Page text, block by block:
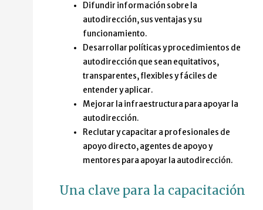
Difundir información sobre la
autodirección, sus ventajas y su
funcionamiento.
Desarrollar políticas y procedimientos de
autodirección que sean equitativos,
transparentes, flexibles y fáciles de
entender y aplicar.
Mejorar la infraestructura para apoyar la
autodirección.
Reclutar y capacitar a profesionales de
apoyo directo, agentes de apoyo y
mentores para apoyar la autodirección.
Una clave para la capacitación